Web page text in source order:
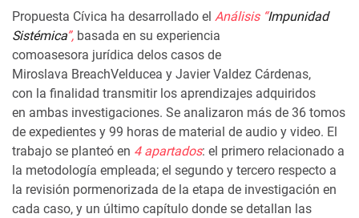
Propuesta Cívica ha desarrollado el Análisis “Impunidad
Sistémica”, basada en su experiencia
comoasesora jurídica de os casos de
Miroslava BreachVelducea y Javier Valdez Cárdenas,
con la finalidad transmitir los aprendizajes adquiridos
en ambas investigaciones. Se analizaron más de 36 tomos
de expedientes y 99 horas de material de audio y video. El
trabajo se planteó en 4 apartados: el primero relacionado a
la metodología empleada; el segundo y tercero respecto a
la revisión pormenorizada de la etapa de investigación en
cada caso, y un último capítulo donde se detallan las